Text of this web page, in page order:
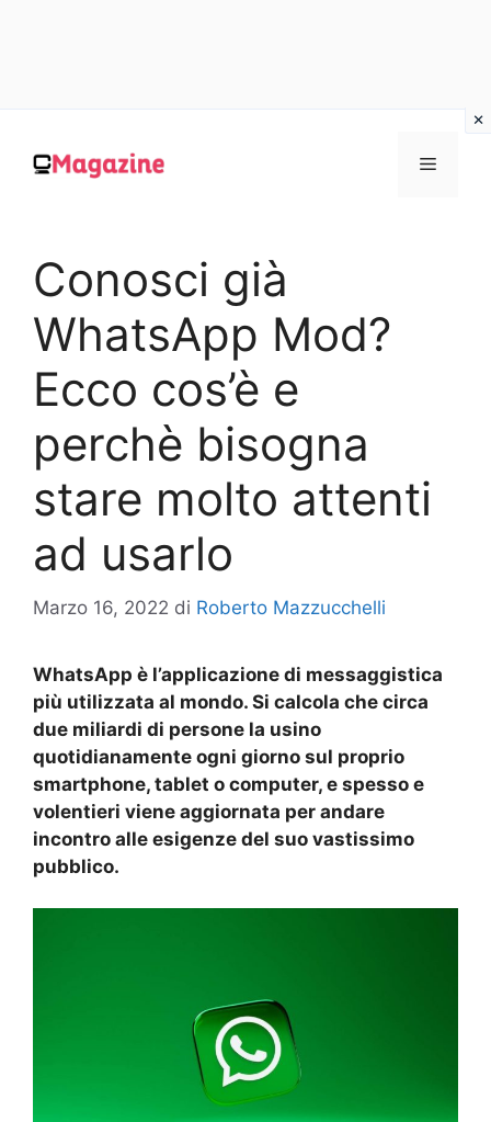
contenuto
MENU
Conosci già
WhatsApp Mod?
Ecco cos’è e
perchè bisogna
stare molto attenti
ad usarlo
Marzo 16, 2022 di Roberto Mazzucchelli
WhatsApp è l’applicazione di messaggistica
più utilizzata al mondo. Si calcola che circa
due miliardi di persone la usino
quotidianamente ogni giorno sul proprio
smartphone, tablet o computer, e spesso e
volentieri viene aggiornata per andare
incontro alle esigenze del suo vastissimo
pubblico.